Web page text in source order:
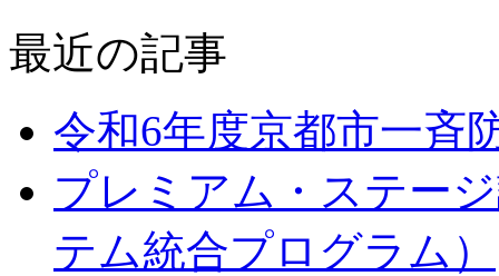
最近の記事
令和6年度京都市一斉
プレミアム・ステー
テム統合プログラム）